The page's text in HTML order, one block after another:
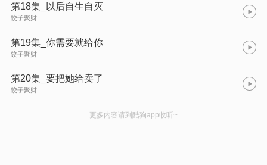
第18集_以后自生自灭
饺子聚财
第19集_你需要就给你
饺子聚财
第20集_要把她给卖了
饺子聚财
更多内容请到酷狗app收听~